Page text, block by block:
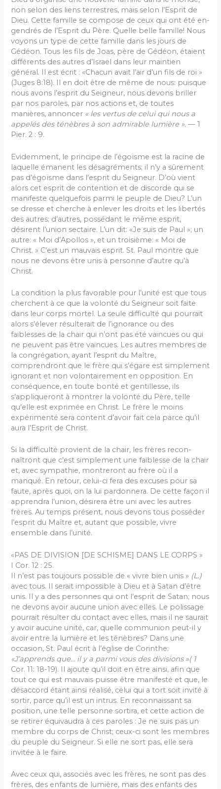
non selon des liens terrestres, mais selon l’Esprit de
Dieu. Cette famille se compose de ceux qui ont été en­
gendrés de l’Esprit du Père. Quelle belle famille! Nous
voyons un type de cette famille dans les jours de
Gédéon. Tous les fils de Joas, père de Gédéon, étaient
différents des autres d’Israël dans leur maintien
général. Il est écrit : «Chacun avait l’air d’un fils de roi »
(Juges 8:18). Il en doit être de même de nous: puisque
nous avons l’esprit du Seigneur, nous devons briller
par nos paroles, par nos actions et, de toutes
manières, annoncer « les vertus de celui qui nous a
appelés des ténèbres à son admirable lumière ». — 1
Pier. 2 : 9.
Evidemment, le principe de l’égoïsme est la racine de
laquelle émanent les désagréments; il n’y a sûrement
pas d’égoïsme dans l’esprit du Seigneur. D’où vient
alors cet esprit de contention et de discorde qui se
manifeste quelquefois parmi le peuple de Dieu? L’un
se dresse et cherche à enlever les droits et les libertés
des autres; d’autres, possédant le même esprit,
désirent l’union sec­taire. L’un dit: «Je suis de Paul »; un
autre: « Moi d’Apollos », et un troisième: « Moi de
Christ. » C’est un mauvais esprit. St. Paul montre que
nous ne devons être unis à personne d’autre qu’à
Christ.
La condition la plus favorable pour l’unité est que tous
cherchent à ce que la volonté du Seigneur soit faite
dans leur corps mortel. La seule difficulté qui pourrait
alors s’élever résulterait de l’ignorance ou des
faiblesses de la chair qui n’ont pas été vaincues ou qui
ne peuvent pas être vaincues. Les autres membres de
la congréga­tion, ayant l’esprit du Maître,
comprendront que le frère qui s’égare est simplement
ignorant et non volontaire­ment en opposition. En
conséquence, en toute bonté et gentillesse, ils
s’appliqueront à montrer la volonté du Père, telle
qu’elle est exprimée en Christ. Le frère le moins
expérimenté sera content d’avoir fait cela parce qu’il
aura l’Esprit de Christ.
Si la difficulté provient de la chair, les frères recon­
naîtront que c’est simplement une faiblesse de la chair
et, avec sympathie, montreront au frère où il a
manqué. En retour, celui-ci fera des excuses pour sa
faute, après quoi, on la lui pardonnera. De cette façon il
apprendra l’union, désirera être uni avec les autres
frères. Au temps pré­sent, nous devons tous posséder
l’esprit du Maître et, autant que possible, vivre
ensemble dans l’unité.
«PAS DE DIVISION [DE SCHISME] DANS LE CORPS »
I Cor. 12 : 25.
Il n’est pas toujours possible de « vivre bien unis » (L.)
avec tous. Il serait impossible à Dieu et à Satan d’être
unis. Il y a des personnes qui ont l’esprit de Satan; nous
ne devons avoir aucune union avec elles. Le polissage
pourrait résulter du contact avec elles, mais il ne saurait
y avoir aucune unité, car, quelle communion peut-il y
avoir entre la lumière et les ténèbres? Dans une
occasion, St. Paul écrit à l’église de Corinthe:
«J’apprends que… il y a parmi vous des divisions »( 1
Cor. 11: 18-19). Il ajoute qu’il doit en être ainsi, afin que
tout ce qui est mauvais puisse être manifesté et que, le
désaccord étant ainsi réalisé, celui qui a tort soit in­vité à
sortir, parce qu’il est un intrus. En reconnaissant sa
position, une telle personne sortira, et cette action de
se retirer équivaudra à ces paroles : Je ne suis pas un
membre du corps de Christ; ceux-ci sont les membres
du peuple du Seigneur. Si elle ne sort pas, elle sera
invitée à le faire.
Avec ceux qui, associés avec les frères, ne sont pas des
frères, des enfants de lumière, mais des enfants des